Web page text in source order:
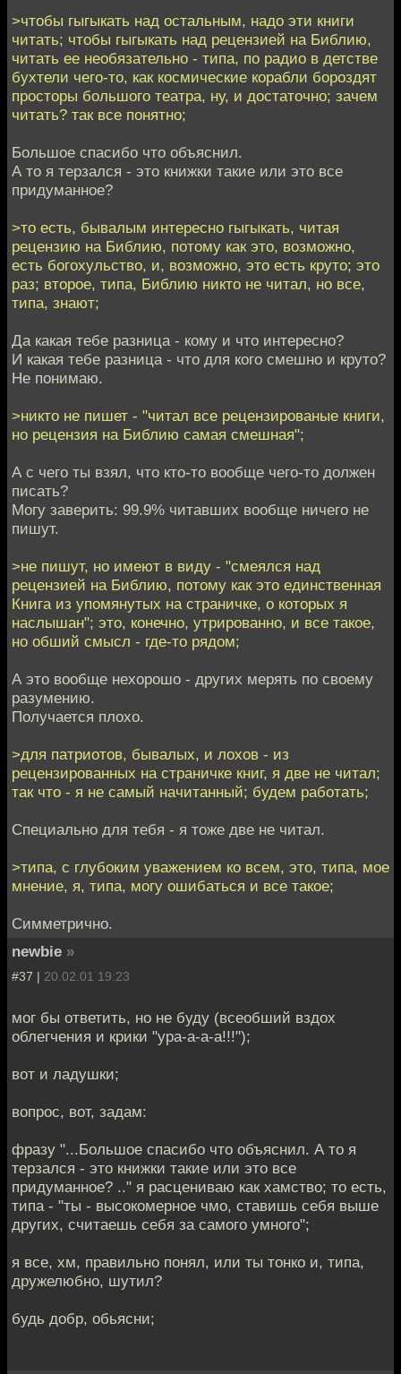
>чтобы гыгыкать над остальным, надо эти книги
читать; чтобы гыгыкать над рецензией на Библию,
читать ее необязательно - типа, по радио в детстве
бухтели чего-то, как космические корабли бороздят
просторы большого театра, ну, и достаточно; зачем
читать? так все понятно;
Большое спасибо что объяснил.
А то я терзался - это книжки такие или это все
придуманное?
>то есть, бывалым интересно гыгыкать, читая
рецензию на Библию, потому как это, возможно,
есть богохульство, и, возможно, это есть круто; это
раз; второе, типа, Библию никто не читал, но все,
типа, знают;
Да какая тебе разница - кому и что интересно?
И какая тебе разница - что для кого смешно и круто?
Не понимаю.
>никто не пишет - "читал все рецензированые книги,
но рецензия на Библию самая смешная";
А с чего ты взял, что кто-то вообще чего-то должен
писать?
Могу заверить: 99.9% читавших вообще ничего не
пишут.
>не пишут, но имеют в виду - "смеялся над
рецензией на Библию, потому как это единственная
Книга из упомянутых на страничке, о которых я
наслышан"; это, конечно, утрированно, и все такое,
но обший смысл - где-то рядом;
А это вообще нехорошо - других мерять по своему
разумению.
Получается плохо.
>для патриотов, бывалых, и лохов - из
рецензированных на страничке книг, я две не читал;
так что - я не самый начитанный; будем работать;
Специально для тебя - я тоже две не читал.
>типа, с глубоким уважением ко всем, это, типа, мое
мнение, я, типа, могу ошибаться и все такое;
Симметрично.
newbie »
#37 | 20.02.01 19:23
мог бы ответить, но не буду (всеобший вздох
облегчения и крики "ура-а-а-а!!!");
вот и ладушки;
вопрос, вот, задам:
фразу "...Большое спасибо что объяснил. А то я
терзался - это книжки такие или это все
придуманное? .." я расцениваю как хамство; то есть,
типа - "ты - высокомерное чмо, ставишь себя выше
других, считаешь себя за самого умного";
я все, хм, правильно понял, или ты тонко и, типа,
дружелюбно, шутил?
будь добр, обьясни;